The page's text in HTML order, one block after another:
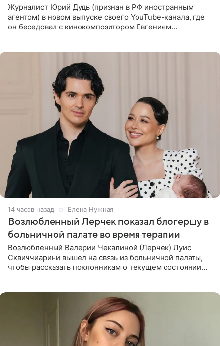
Журналист Юрий Дудь (признан в РФ иностранным
агентом) в новом выпуске своего YouTube-канала, где
он беседовал с кинокомпозитором Евгением
14 часов назад Елена Нужная
Возлюбленный Лерчек показал блогершу в
больничной палате во время терапии
Возлюбленный Валерии Чекалиной (Лерчек) Луис
Сквиччиарини вышел на связь из больничной палаты,
чтобы рассказать поклонникам о текущем состоянии